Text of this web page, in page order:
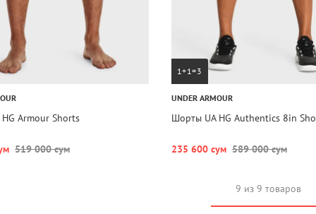
Armour Shorts
519 000 сум
1+1=3
UNDER ARMOUR
Шорты UA HG Authentics 8in
235 600 сум 589 000 сум
9 из 9 товаров